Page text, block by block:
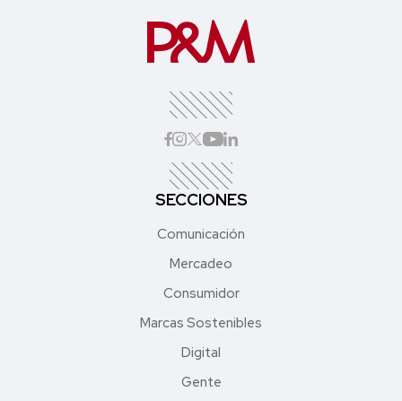
SECCIONES
Comunicación
Mercadeo
Consumidor
Marcas Sostenibles
Digital
Gente